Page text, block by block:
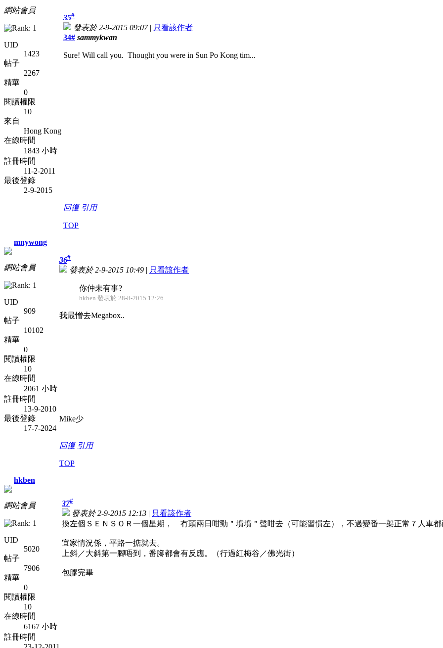
網站會員
UID
1423
帖子
2267
精華
0
閱讀權限
10
來自
Hong Kong
在線時間
1843 小時
註冊時間
11-2-2011
最後登錄
2-9-2015
35#
發表於 2-9-2015 09:07| 只看該作者
34# sammykwan
Sure! Will call you. Thought you were in Sun Po Kong tim...
回復 引用
TOP
mnywong
網站會員
UID
909
帖子
10102
精華
0
閱讀權限
10
在線時間
2061 小時
註冊時間
13-9-2010
最後登錄
17-7-2024
36#
發表於 2-9-2015 10:49 | 只看該作者
你仲未有事?
hkben 發表於 28-8-2015 12:26
我最憎去Megabox..
Mike少
回復 引用
TOP
hkben
網站會員
UID
5020
帖子
7906
精華
0
閱讀權限
10
在線時間
6167 小時
註冊時間
37#
發表於 2-9-2015 12:13 | 只看該作者
換左個ＳＥＮＳＯＲ一個星期， 冇頭兩日咁勁＂墳墳＂聲咁去（可能習慣左），不過變番一架正常７人車
宜家情況係，平路一掂就去。
上斜／大斜第一腳唔到，番腳都會有反應。（行過紅梅谷／佛光街）
包膠完畢